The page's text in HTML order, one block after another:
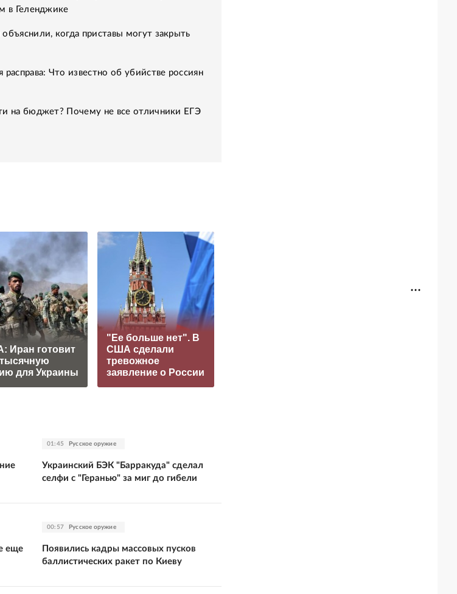
в Геленджике
когда приставы могут закрыть
Что известно об убийстве россиян
на бюджет? Почему не все отличники ЕГЭ
Иран готовит
для Украины
"Ее больше нет". В
США сделали
тревожное
заявление о России
01:45 Русское оружие
Украинский БЭК "Барракуда" сделал
селфи с "Геранью" за миг до гибели
еще
00:57 Русское оружие
Появились кадры массовых пусков
баллистических ракет по Киеву